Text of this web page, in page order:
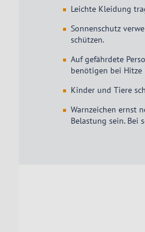
Leichte Kleidung
Sonnenschutz
schützen.
Auf gefährdete
benötigen bei Hitze
Kinder und Tiere
Warnzeichen ernst
Belastung sein. Bei